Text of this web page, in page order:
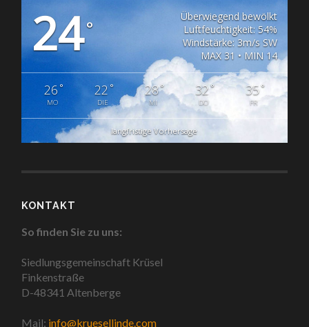
24°
Überwiegend bewölkt
Luftfeuchtigkeit: 54%
Windstärke: 3m/s SW
MAX 31 • MIN 14
26°
MO
22 °
DIE
28°
MI
32°
DO
35°
FR
langfristige Vorhersage
KONTAKT
So finden Sie zu uns:
Siedlungsgemeinschaft Krüsel
Finkenstraße
D-48341 Altenberge
Mail: info@kruesellinde.com